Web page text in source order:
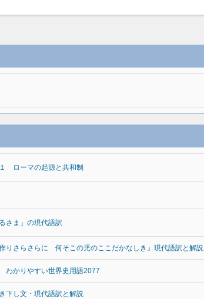
ローマの起源と共和制
さま」の現代語訳
作りさらさらに 何そこの児のここだかなしき』現代語訳と解説
わかりやすい世界史用語2077
下し文・現代語訳と解説